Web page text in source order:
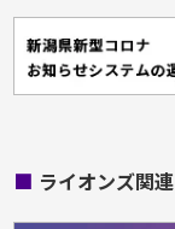
■ ライオンズ関連